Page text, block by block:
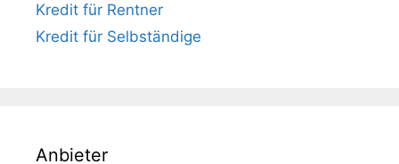
Kredit für Rentner
Kredit für Selbständige
Anbieter